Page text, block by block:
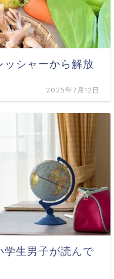
ッシャーから解放
2025年7月12日
学生男子が読んで